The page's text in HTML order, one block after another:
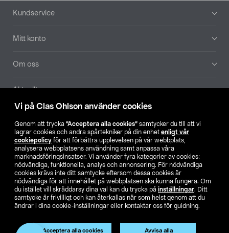
Vi på Clas Ohlson använder cookies
Genom att trycka ”Acceptera alla cookies” samtycker du till att vi
lagrar cookies och andra spårtekniker på din enhet enligt vår
cookiepolicy för att förbättra upplevelsen på vår webbplats,
analysera webbplatsens användning samt anpassa våra
marknadsföringsinsatser. Vi använder fyra kategorier av cookies:
nödvändiga, funktionella, analys och annonsering. För nödvändiga
cookies krävs inte ditt samtycke eftersom dessa cookies är
nödvändiga för att innehållet på webbplatsen ska kunna fungera. Om
du istället vill skräddarsy dina val kan du trycka på inställningar. Ditt
samtycke är frivilligt och kan återkallas när som helst genom att du
ändrar i dina cookie-inställningar eller kontaktar oss för guidning.
Acceptera alla cookies Avvisa alla
Produkten har utgått
Sidfot
Kundservice
Mitt konto
Om oss
Aktuellt
Hitta butik
SE NO FI